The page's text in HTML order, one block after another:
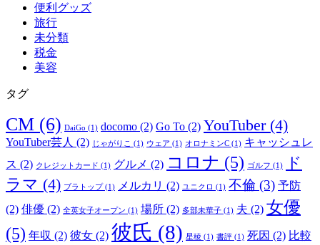
便利グッズ
旅行
未分類
税金
美容
タグ
CM (6) DaiGo (1) docomo (2) Go To (2) YouTuber(4)
YouTuber芸人 (2) じゃがりこ (1) ウェア (1) オロナミンC (1) キャッシュレ
ス (2) クレジットカード (1) グルメ (2) コロナ (5) ゴルフ (1)
ド
ラマ (4) ブラトップ(1) メルカリ (2) ユニクロ (1) 不倫 (3) 予防
(2) 俳優 (2) 全英女子オープン (1) 場所 (2) 多部未華子 (1) 夫 (2) 女優
(5) 年収 (2) 彼女 (2) 彼氏 (8) 星稜 (1) 書評 (1) 死因 (2) 比較